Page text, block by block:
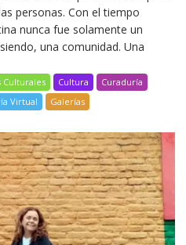
personas. Con el tiempo
nunca fue solamente un
una comunidad. Una
Culturales Cultura
Curaduría
Virtual Galerías